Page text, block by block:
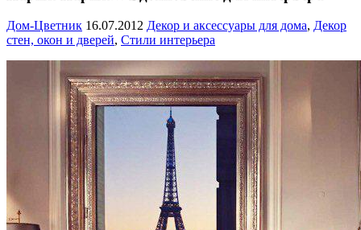
Дом-Цветник 16.07.2012 Декор и аксессуары для дома, Декор
стен, окон и дверей, Стили интерьера